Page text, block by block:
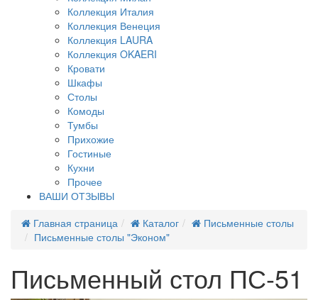
Коллекция Италия
Коллекция Венеция
Коллекция LAURA
Коллекция OKAERI
Кровати
Шкафы
Столы
Комоды
Тумбы
Прихожие
Гостиные
Кухни
Прочее
ВАШИ ОТЗЫВЫ
Главная страница
Каталог
Письменные столы
Письменные столы "Эконом"
Письменный стол ПС-51